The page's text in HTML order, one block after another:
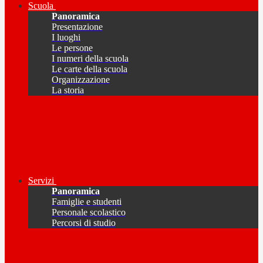
Scuola
Panoramica
Presentazione
I luoghi
Le persone
I numeri della scuola
Le carte della scuola
Organizzazione
La storia
Servizi
Panoramica
Famiglie e studenti
Personale scolastico
Percorsi di studio